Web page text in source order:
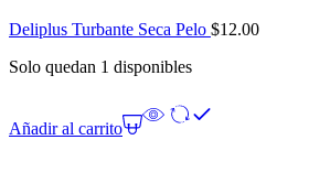
Deliplus Turbante Seca Pelo $12.00
Solo quedan 1 disponibles
Añadir al carrito